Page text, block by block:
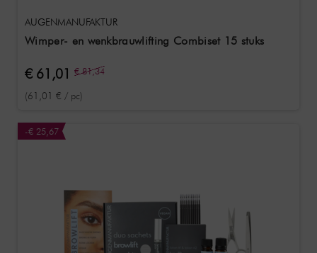
AUGENMANUFAKTUR
Wimper- en wenkbrauwlifting Combiset 15 stuks
€ 61,01 € 81,34
(61,01 € / pc)
-€ 25,67